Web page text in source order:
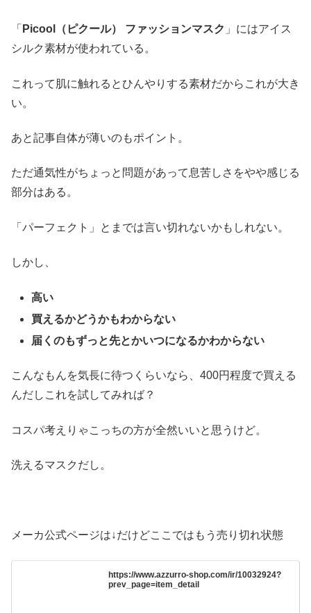
「 Picool（ピクール） ファッションマスク 」にはアイス
シルク素材が使われている。
これって肌に触れるとひんやりする素材だからこれが大き
い。
あと記事自体が薄いのもポイント。
ただ通気性がちょっと問題があって息苦しさをやや感じる
部分はある。
「パーフェクト」とまでは言い切れないかもしれない。
しかし、
高い
買えるかどうかもわからない
届くのもずっと先とかいつになるかわからない
こんなもんを気長に待つくらいなら、400円程度で買える
んだしこれを試してみれば？
コスパ考えりゃこっちの方が全然いいと思うけど。
洗えるマスクだし。
メーカ公式ページは↓だけどここではもう売り切れ状態
https://www.azzurro-shop.com/ir/10032924?
prev_page=item_detail